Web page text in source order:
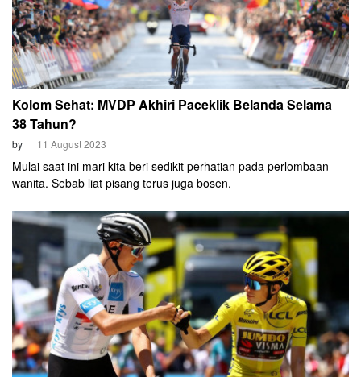
Kolom Sehat: MVDP Akhiri Paceklik Belanda Selama
38 Tahun?
by 11 August 2023
Mulai saat ini mari kita beri sedikit perhatian pada perlombaan
wanita. Sebab liat pisang terus juga bosen.